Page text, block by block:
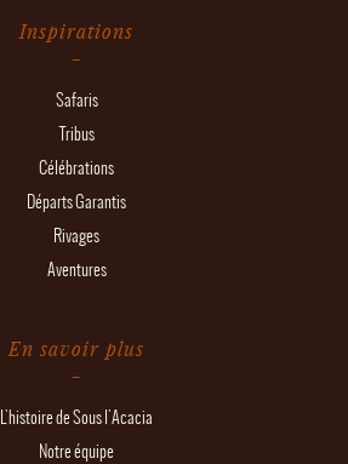
Inspirations
Safaris
Tribus
Célébrations
Départs Garantis
Rivages
Aventures
En savoir plus
L'histoire de Sous l'Acacia
Notre équipe